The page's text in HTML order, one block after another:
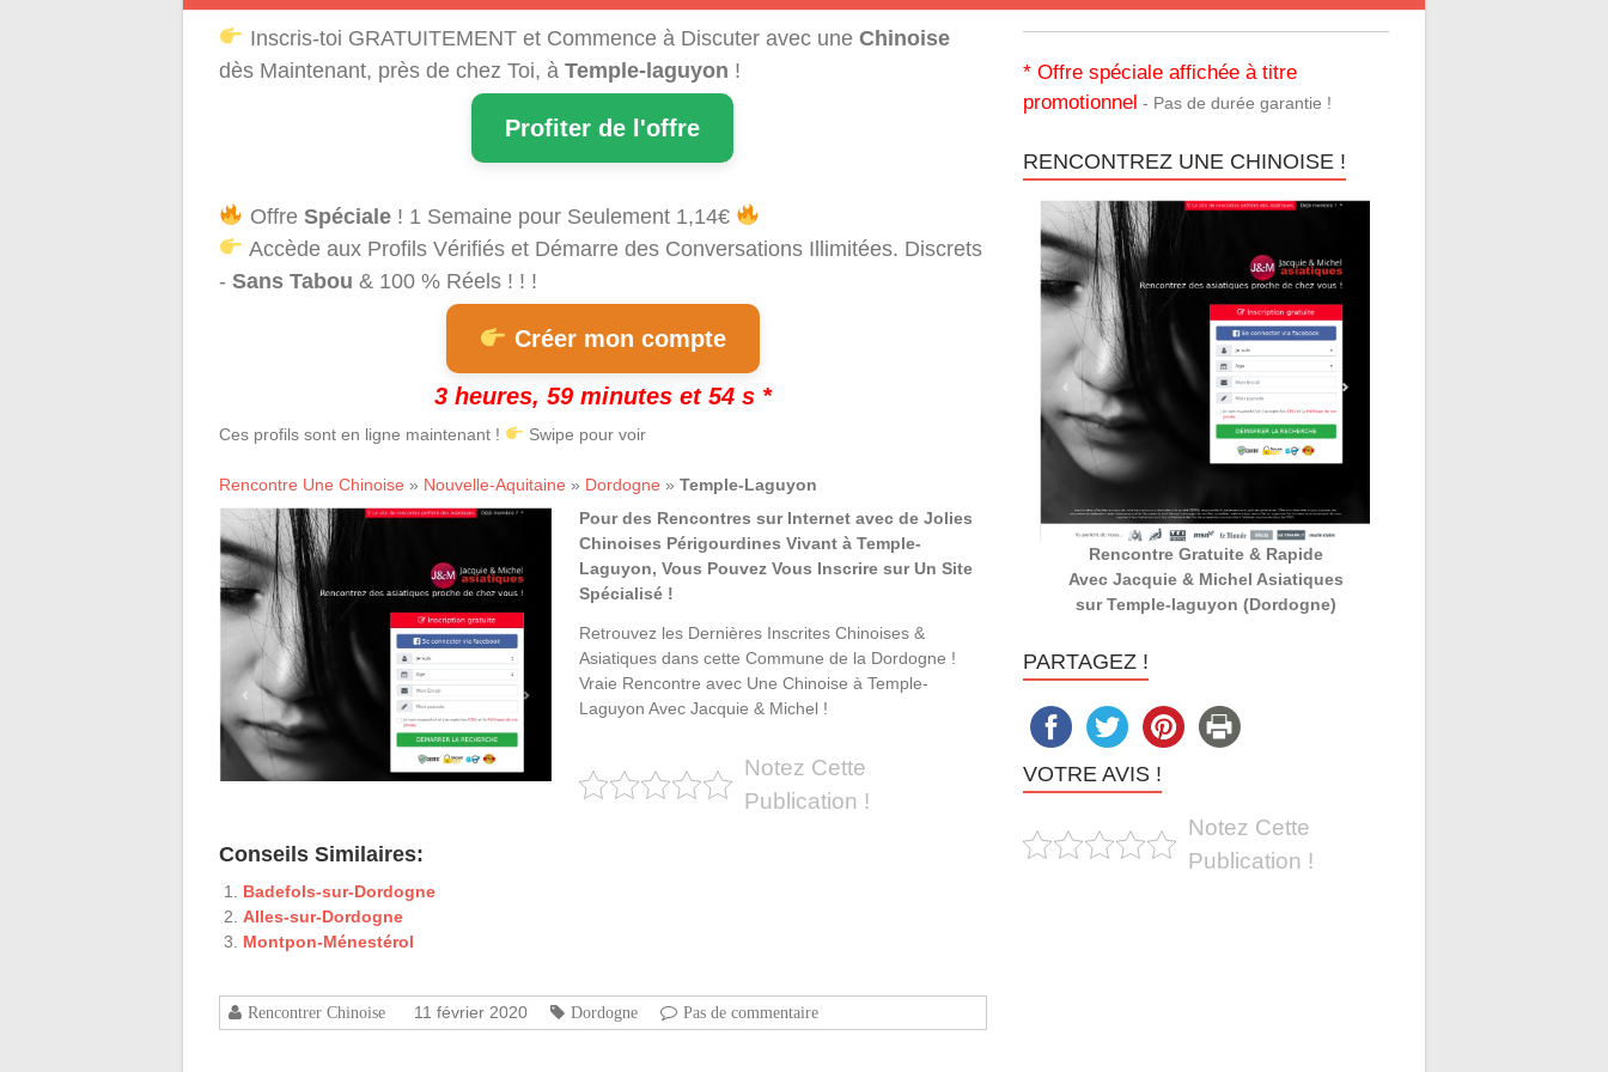
Inscris-toi GRATUITEMENT et Commence à Discuter avec une Chinoise
dès Maintenant, près de chez Toi, à Temple-laguyon !
Profiter de l'offre
Offre Spéciale! 1 Semaine pour Seulement 1,14€
Accède aux Profils Vérifiés et Démarre des Conversations Illimitées. Discrets
- Sans Tabou & 100 % Réels ! ! !
Créer mon compte
3 heures, 59 minutes et 53 s *
Ces profils sont en ligne maintenant ! Swipe pour voir
Rencontre Une Chinoise » Nouvelle-Aquitaine » Dordogne » Temple-Laguyon
Pour des Rencontres sur Internet avec de Jolies
Chinoises Périgourdines Vivant à Temple-
Laguyon, Vous Pouvez Vous Inscrire sur Un Site
Spécialisé !
Retrouvez les Dernières Inscrites Chinoises &
Asiatiques dans cette Commune de la Dordogne !
Vraie Rencontre avec Une Chinoise à Temple-
Laguyon Avec Jacquie & Michel !
Notez Cette
Publication !
Conseils Similaires:
Badefols-sur-Dordogne
Alles-sur-Dordogne
Montpon-Ménestérol
Rencontrer Chinoise 11 février 2020 Dordogne Pas de commentaire
* Offre spéciale affichée à titre
promotionnel - Pas de durée garantie !
RENCONTREZ UNE CHINOISE !
Rencontre Gratuite & Rapide
Avec Jacquie & Michel Asiatiques
sur Temple-laguyon (Dordogne)
PARTAGEZ !
VOTRE AVIS !
Notez Cette
Publication !